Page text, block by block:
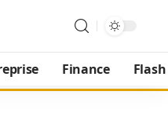
Finance